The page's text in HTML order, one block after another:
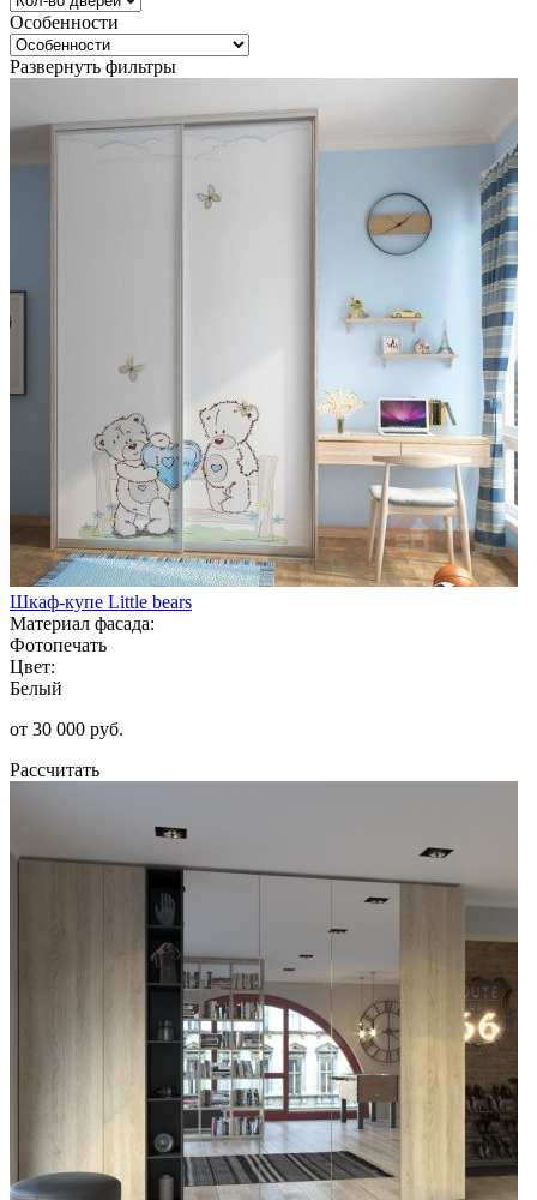
Особенности
Развернуть фильтры
Шкаф-купе Little bears
Материал фасада:
Фотопечать
Цвет:
Белый
от 30 000 руб.
Рассчитать